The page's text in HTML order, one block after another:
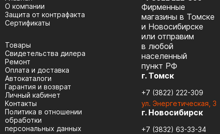
О компании
Защита от контрафакта
Сертификаты
Товары
Cвидетельства дилера
Ремонт
Оплата и доставка
Автокаталоги
Гарантия и возврат
Личный кабинет
Контакты
Политика в отношении
обработки
персональных данных
Фирменные
магазины в Томске
и Новосибирске
или отправим
в любой
населенный
пункт РФ
г. Томск
+7 (3822) 222-309
ул. Энергетическая, 3
г. Новосибирск
+7 (3832) 63-33-34